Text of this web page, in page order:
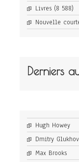
Livres (8 588)
Nouvelle
Derniers
Hugh Howey
Dmitry
Max Brooks